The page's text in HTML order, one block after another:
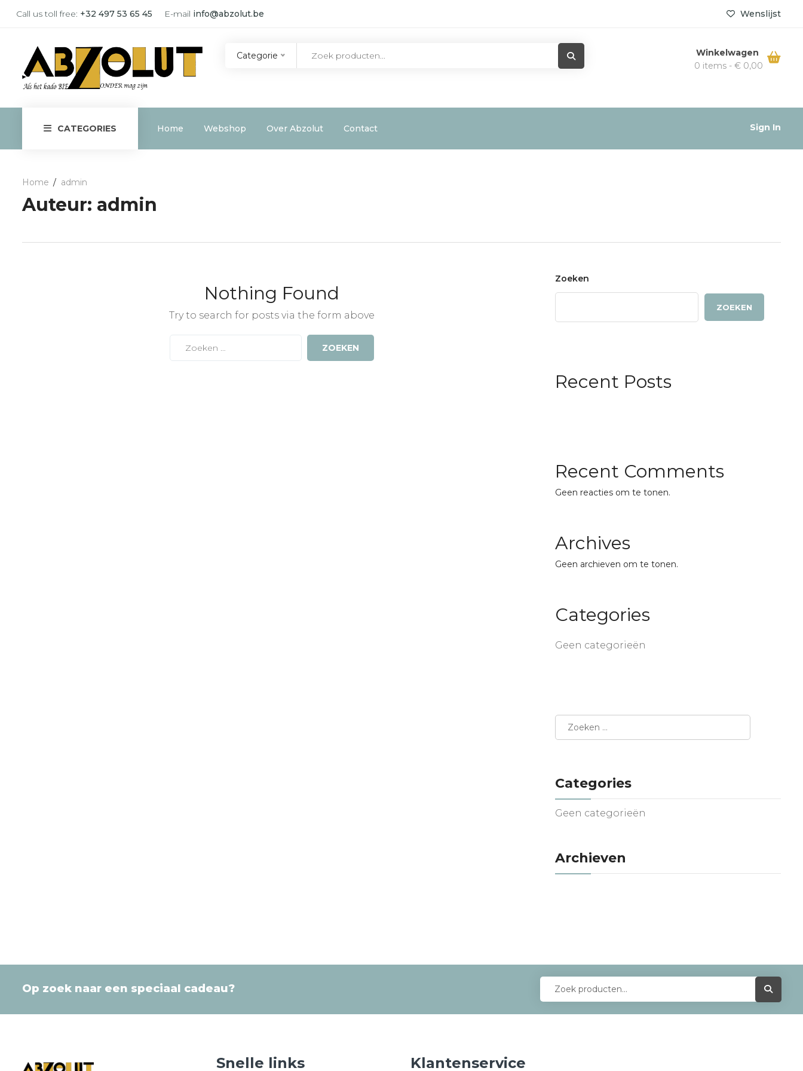
Call us toll free: +32 497 53 65 45 E-mail info@abzolut.be Wenslijst
Categorie
Winkelwagen
0 items - €0,00
CATEGORIES Home Webshop Over Abzolut Contact Sign In
Home admin
Auteur: admin
Nothing Found
Try to search for posts via the form above
Zoeken
ZOEKEN
Recent Posts
Recent Comments
Geen reacties om te tonen.
Archives
Geen archieven om te tonen.
Categories
Geen categorieën
Categories
Geen categorieën
Archieven
Op zoek naar een speciaal cadeau?
Snelle links Klantenservice